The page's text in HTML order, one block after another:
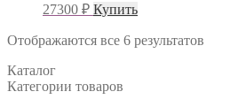
27300 ₽ Купить
Отображаются все 6 результатов
Каталог
Категории товаров